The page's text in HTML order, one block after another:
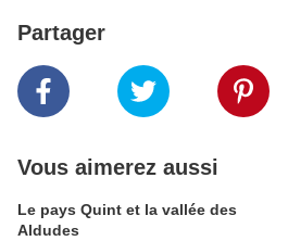
Partager
Vous aimerez aussi
Le pays Quint et la vallée des
Aldudes